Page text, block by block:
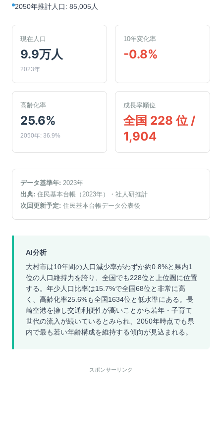
2050年推計人口: 85,005人
現在人口
9.9万人
2023年
10年変化率
-0.8%
高齢化率
25.6%
2050年: 36.9%
成長率順位
全国 228 位 /
1,904
データ基準年: 2023年
出典: 住民基本台帳（2023年）
・社人研推計
次回更新予定: 住民基本台帳データ公表後
AI分析
大村市は10年間の人口減少率がわずか約0.8%と県内1
位の人口維持力を誇り、全国でも228位と上位圏に位置
する。年少人口比率は15.7%で全国68位と非常に高
く、高齢化率25.6%も全国1634位と低水準にある。長
崎空港を擁し交通利便性が高いことから若年・子育て
世代の流入が続いているとみられ、2050年時点でも県
内で最も若い年齢構成を維持する傾向が見込まれる。
スポンサーリンク